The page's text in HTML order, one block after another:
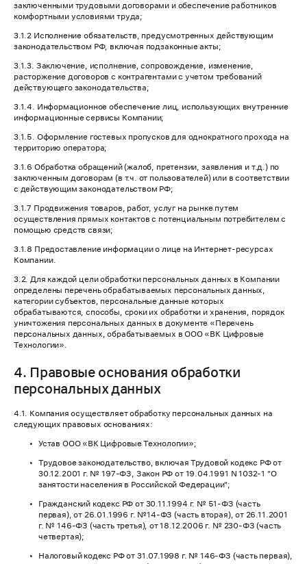
заключенными трудовыми договорами и обеспечение работников
комфортными условиями труда;
3.1.2 Исполнение обязательств, предусмотренных действующим
законодательством РФ, включая подзаконные акты;
3.1.3. Заключение, исполнение, сопровождение, изменение,
расторжение договоров с контрагентами с учетом требований
действующего законодательства;
3.1.4. Информационное обеспечение лиц, использующих внутренние
информационные сервисы Компании;
3.1.5. Оформление гостевых пропусков для однократного прохода на
территорию оператора;
3.1.6 Обработка обращений (жалоб, претензии, заявления и т.д.) по
заключенным договорам (в т.ч. от пользователей) или в соответствии
с действующим законодательством РФ;
3.1.7 Продвижения товаров, работ, услуг на рынке путем
осуществления прямых контактов с потенциальным потребителем с
помощью средств связи;
3.1.8 Предоставление информации о лице на Интернет-ресурсах
Компании.
3.2. Для каждой цели обработки персональных данных в Компании
определены перечень обрабатываемых персональных данных,
категории субъектов, персональные данные которых
обрабатываются, способы, сроки их обработки и хранения, порядок
уничтожения персональных данных в документе «Перечень
персональных данных, обрабатываемых в ООО «ВК Цифровые
Технологии».
4. Правовые основания обработки
персональных данных
4.1. Компания осуществляет обработку персональных данных на
следующих правовых основаниях:
Устав ООО «ВК Цифровые Технологии»;
Трудовое законодательство, включая Трудовой кодекс РФ от
30.12.2001 г. № 197-ФЗ, Закон РФ от 19.04.1991 N 1032-1 "О
занятости населения в Российской Федерации";
Гражданский кодекс РФ от 30.11.1994 г. № 51-ФЗ (часть
первая), от 26.01.1996 г. №14-ФЗ (часть вторая), от 26.11.2001
г. № 146-ФЗ (часть третья), от 18.12.2006 г. № 230-ФЗ (часть
четвертая);
Налоговый кодекс РФ от 31.07.1998 г. № 146-ФЗ (часть первая),